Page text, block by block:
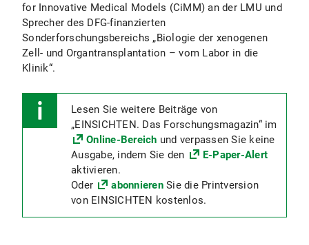
for Innovative Medical Models (CiMM) an der LMU und
Sprecher des DFG-finanzierten
Sonderforschungsbereichs „Biologie der xenogenen
Zell- und Organtransplantation – vom Labor in die
Klinik“.
Lesen Sie weitere Beiträge von
„EINSICHTEN. Das Forschungsmagazin“ im
Online-Bereich und verpassen Sie keine
Ausgabe, indem Sie den
E-Paper-Alert
aktivieren.
Oder
abonnieren Sie die Printversion
von EINSICHTEN kostenlos.